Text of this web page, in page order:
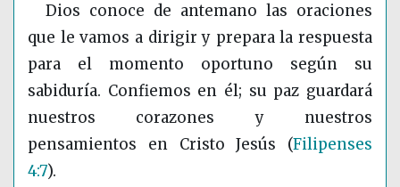
Dios conoce de antemano las oraciones
que le vamos a dirigir y prepara la respuesta
para el momento oportuno según su
sabiduría. Confiemos en él; su paz guardará
nuestros corazones y nuestros
pensamientos en Cristo Jesús (Filipenses
4:7).